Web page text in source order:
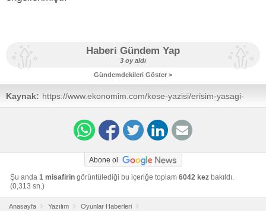
Haberi Gündem Yap
3 oy aldı
Gündemdekileri Göster >
Kaynak: https://www.ekonomim.com/kose-yazisi/erisim-yasagi-
robloxu-ofis-acip-turkiyeye-yerlesmeye-cekti/775146
Abone ol
Şu anda 1 misafirin görüntülediği bu içeriğe toplam 6042 kez bakıldı.
(0,313 sn.)
Anasayfa Yazılım
Oyunlar Haberleri